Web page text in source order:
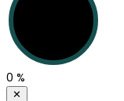
0 %
✕